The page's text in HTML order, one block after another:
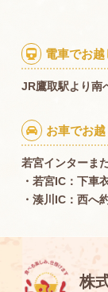
 電車でお越
JR鷹取駅より南
 お車でお
若宮インターま
・若宮IC：下車
・湊川IC：西へ
株